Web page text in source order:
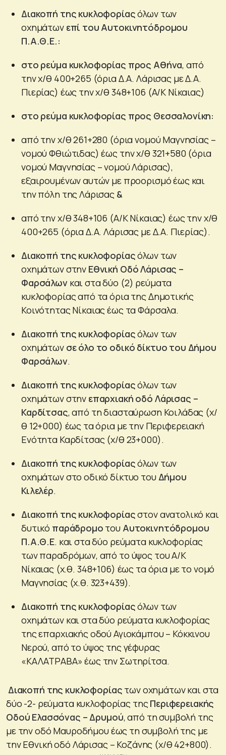
Διακοπή της κυκλοφορίαςόλων των
οχημάτων επί του Αυτοκινητόδρομου
Π.Α.Θ.Ε.:
στο ρεύμα κυκλοφορίας προς Αθήνα, από
την χ/θ 400+265 (όρια Δ.Α. Λάρισας με Δ.Α.
Πιερίας) έως την χ/θ 348+106 (A/K Νίκαιας)
στο ρεύμα κυκλοφορίας προς Θεσσαλονίκη:
από την χ/θ 261+280 (όρια νομού Μαγνησίας –
νομού Φθιώτιδας) έως την χ/θ 321+580 (όρια
νομού Μαγνησίας – νομού Λάρισας),
εξαιρουμένων αυτών με προορισμό έως και
την πόλη της Λάρισας &
από την χ/θ 348+106 (A/K Νίκαιας) έως την χ/θ
400+265 (όρια Δ.Α. Λάρισας με Δ.Α. Πιερίας).
Διακοπή της κυκλοφορίαςόλων των
οχημάτων στην Εθνική Οδό Λάρισας –
Φαρσάλωνκαι στα δύο (2) ρεύματα
κυκλοφορίας από τα όρια της Δημοτικής
Κοινότητας Νίκαιας έως τα Φάρσαλα.
Διακοπή της κυκλοφορίαςόλων των
οχημάτων σε όλο το οδικό δίκτυο του Δήμου
Φαρσάλων.
Διακοπή της κυκλοφορίαςόλων των
οχημάτων στην επαρχιακή οδό Λάρισας –
Καρδίτσας, από τη διασταύρωση Κοιλάδας (χ/
θ 12+000) έως τα όρια με την Περιφερειακή
Ενότητα Καρδίτσας (χ/θ 23+000).
Διακοπή της κυκλοφορίαςόλων των
οχημάτων στο οδικό δίκτυο του Δήμου
Κιλελέρ.
Διακοπή της κυκλοφορίαςστον ανατολικό και
δυτικό παράδρομο του Αυτοκινητόδρομου
Π.Α.Θ.Ε. και στα δύο ρεύματα κυκλοφορίας
των παραδρόμων, από το ύψος του Α/Κ
Νίκαιας (χ.θ. 348+106) έως τα όρια με το νομό
Μαγνησίας (χ.θ. 323+439).
Διακοπή της κυκλοφορίαςόλων των
οχημάτων και στα δύο ρεύματα κυκλοφορίας
της επαρχιακής οδού Αγιοκάμπου – Κόκκινου
Νερού, από το ύψος της γέφυρας
«ΚΑΛΑΤΡΑΒΑ» έως την Σωτηρίτσα.
Διακοπή της κυκλοφορίας των οχημάτων και στα
δύο -2- ρεύματα κυκλοφορίας τηςΠεριφερειακής
Οδού Ελασσόνας – Δρυμού, από τη συμβολή της
με την οδό Μαυροδήμου έως τη συμβολή της με
την Εθνική οδό Λάρισας – Κοζάνης (χ/θ 42+800).